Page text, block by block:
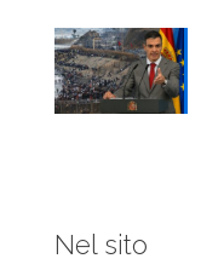
Nel sito